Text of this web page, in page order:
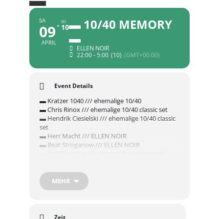
SA
09
APRIL
SO
10▬ 10/40 MEMORY
▬
ELLEN NOIR
22:00 - 5:00 (10) (GMT+00:00)
Event Details
▬ Kratzer 1040 /// ehemalige 10/40
▬ Chris Rinox /// ehemalige 10/40 classic set
▬ Hendrik Ciesielski /// ehemalige 10/40 classic
set
▬ Herr Macht /// ELLEN NOIR
▬ Beat Stroganow /// ELLEN NOIR
Nun ist es soweit. Die 10 40 Veranstaltung kann
stattfinden. Eine Änderung gibt es. Wir haben
Abende haben wir für unsere Techno Freunde
MEHR
Zeit